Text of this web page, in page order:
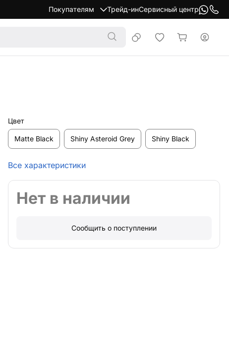
Покупателям Трейд-инСервисный центр
Цвет
Matte Black Shiny Asteroid Grey Shiny Black
Все характеристики
Нет в наличии
Сообщить о поступлении